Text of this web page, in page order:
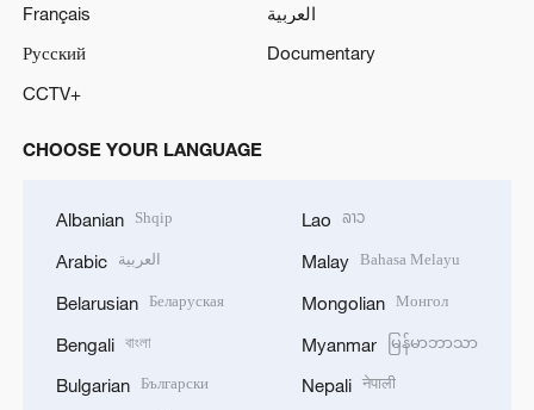
Français
العربية
Русский
Documentary
CCTV+
CHOOSE YOUR LANGUAGE
Albanian Shqip
Arabic العربية
Belarusian Беларуская
Bengali বাংলা
Bulgarian Български
Lao ລາວ
Malay Bahasa Melayu
Mongolian Монгол
Myanmar မြန်မာဘာသာ
Nepali नेपाली